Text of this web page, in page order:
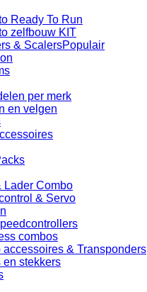
Ready To Run
zelfbouw KIT
& Scalers
per merk
en velgen
Lader Combo
& Servo
combos
accessoires & Transponders
en stekkers